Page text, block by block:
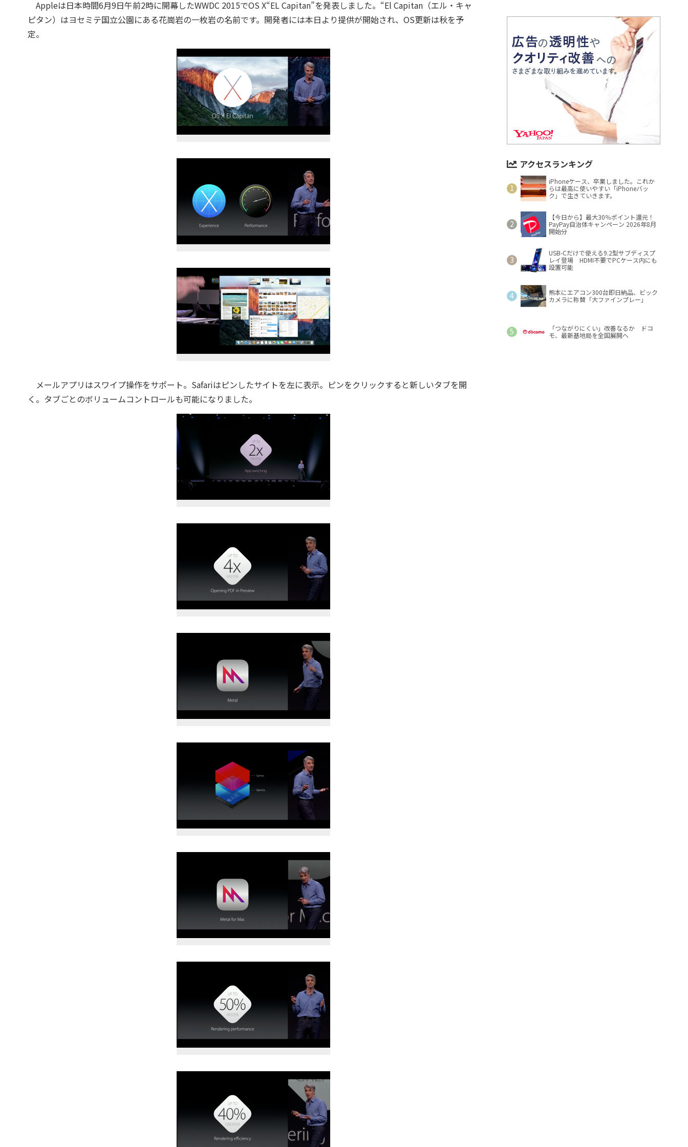
Appleは日本時間6月9日午前2時に開幕したWWDC 2015でOS X“EL Capitan”を発表しました。“El Capitan（エル・キャ
ピタン）はヨセミテ国立公園にある花崗岩の一枚岩の名前です。開発者には本日より提供が開始され、OS更新は秋を予
定。
メールアプリはスワイプ操作をサポート。Safariはピンしたサイトを左に表示。ピンをクリックすると新しいタブを開
く。タブごとのボリュームコントロールも可能になりました。
アクセスランキング
iPhoneケース、卒業しました。これか
らは最高に使いやすい「iPhoneバッ
ク」で生きていきます。
【今日から】最大30％ポイント還元！
PayPay自治体キャンペーン 2026年8月
開始分
USB-Cだけで使える9.2型サブディスプ
レイ登場 HDMI不要でPCケース内にも
設置可能
熊本にエアコン300台即日納品、ビック
カメラに称賛「大ファインプレー」
「つながりにくい」改善なるか ドコ
モ、最新基地局を全国展開へ